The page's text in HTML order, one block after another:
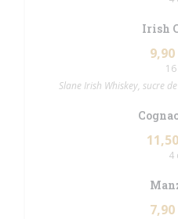
Irish
9,90
Slane Irish Whiskey, sucre
4
7,90